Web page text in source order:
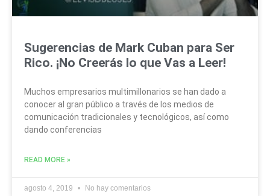
Sugerencias de Mark Cuban para Ser
Rico. ¡No Creerás lo que Vas a Leer!
Muchos empresarios multimillonarios se han dado a
conocer al gran público a través de los medios de
comunicación tradicionales y tecnológicos, así como
dando conferencias
READ MORE »
agosto 4, 2019 No hay comentarios